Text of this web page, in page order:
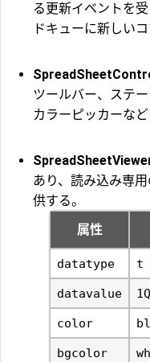
る更新イベントを
ドキューに新しいコ
ツールバー、ステ
カラーピッカーなど
あり、読み込み専
供する。
属性
datatype t
datavalue
color
bgcolor